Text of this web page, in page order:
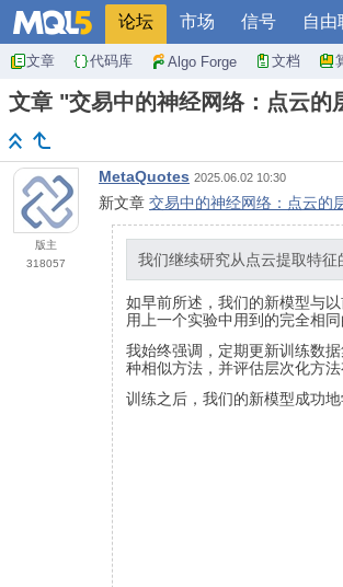
论坛 市场 信号 自由
文章 代码库 Algo Forge 文档
文章 "交易中的神经网络：点云的
版主
318057
MetaQuotes 2025.06.02 10:30
新文章 交易中的神经网络：点云的
我们继续研究从点云提取特征
如早前所述，我们的新模型与
用上一个实验中用到的完全相同
我始终强调，定期更新训练数
种相似方法，并评估层次化方
训练之后，我们的新模型成功